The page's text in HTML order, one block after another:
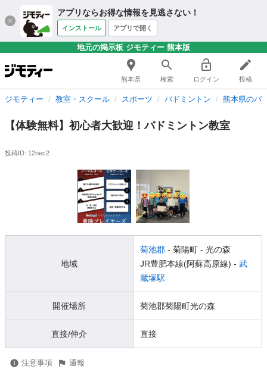
アプリならお得な情報を見逃さない！
インストール アプリで開く
地元の掲示板 ジモティー 熊本版
熊本県 検索 ログイン 投稿
ジモティー 教室・スクール スポーツ バドミントン 熊本県のバ
【体験無料】初心者大歓迎！バドミントン教室
投稿ID: 12nec2
地域
菊池郡 - 菊陽町 - 光の森
JR豊肥本線(阿蘇高原線) - 武
蔵塚駅
開催場所 菊池郡菊陽町光の森
直接/仲介 直接
注意事項 通報